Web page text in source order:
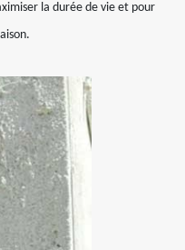
la durée de vie et pour